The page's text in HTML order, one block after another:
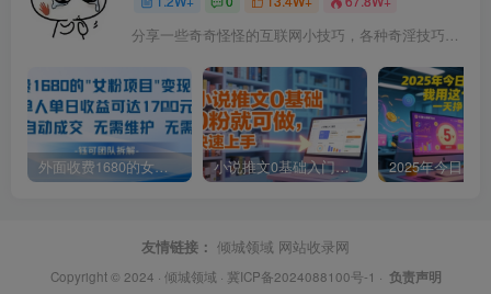
外面收费1680的女粉项目变现，单人单日收益可达1.7k，全自动成交无需维护 小说推文0基础入门教程，0粉就可做，快速上手
友情链接： 倾城领域 网站收录网
Copyright © 2024 · 倾城领域 · 冀ICP备2024088100号-1 · 负责声明